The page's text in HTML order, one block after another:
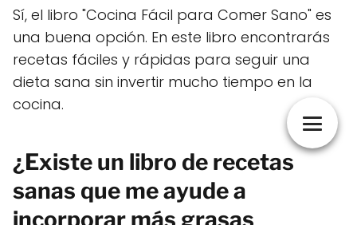
Sí, el libro "Cocina Fácil para Comer Sano" es
una buena opción. En este libro encontrarás
recetas fáciles y rápidas para seguir una
dieta sana sin invertir mucho tiempo en la
cocina.
¿Existe un libro de recetas
sanas que me ayude a
incorporar más grasas